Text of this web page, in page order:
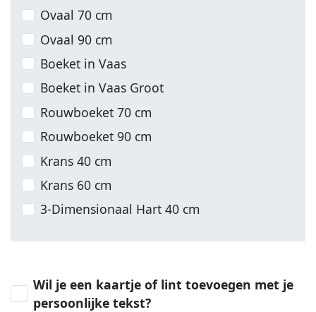
Ovaal 70 cm
Ovaal 90 cm
Boeket in Vaas
Boeket in Vaas Groot
Rouwboeket 70 cm
Rouwboeket 90 cm
Krans 40 cm
Krans 60 cm
3-Dimensionaal Hart 40 cm
Wil je een kaartje of lint toevoegen met je
persoonlijke tekst?